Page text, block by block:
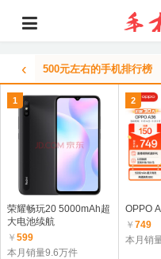
‹ 500元左右的手机排行榜
1
荣耀畅玩20 5000mAh超
大电池续航
￥ 599
本月销量9.6万件
2
OPPO
￥ 749
本月销